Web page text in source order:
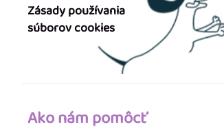
Zásady používania
súborov cookies
Ako nám pomôcť